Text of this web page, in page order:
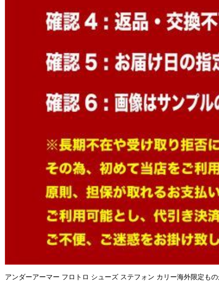
アンダーアーマー フロトロ シューズ ステフォン カリー海外限定も